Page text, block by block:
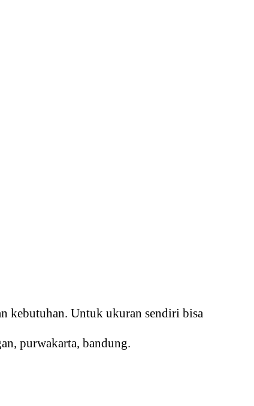
kebutuhan. Untuk ukuran sendiri bisa
purwakarta, bandung.